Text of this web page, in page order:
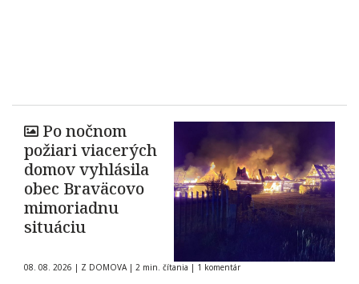
Po nočnom
požiari viacerých
domov vyhlásila
obec Braväcovo
mimoriadnu
situáciu
08. 08. 2026 | Z DOMOVA | 2 min. čítania | 1 komentár